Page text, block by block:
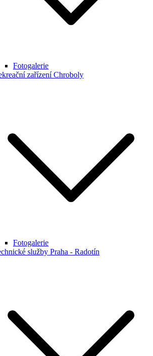
Fotogalerie
zařízení Chroboly
Fotogalerie
služby Praha - Radotín